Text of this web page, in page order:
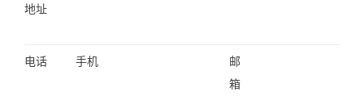
地址
电话 手机
邮
箱